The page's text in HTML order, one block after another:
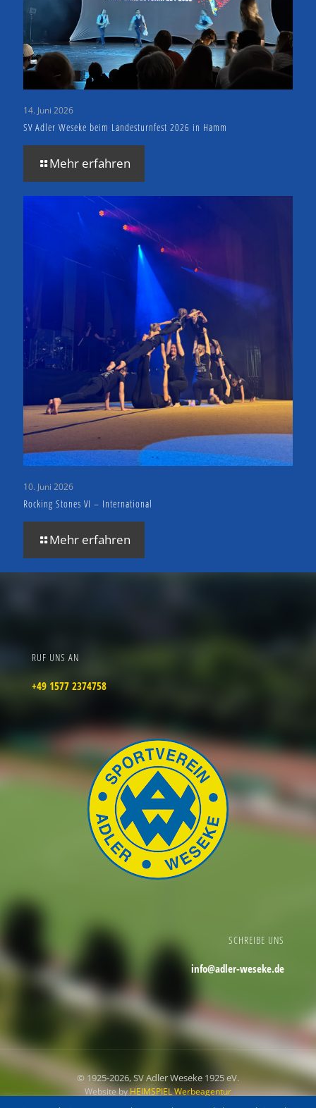
14. Juni 2026
SV Adler Weseke beim Landesturnfest 2026 in Hamm
Mehr erfahren
10. Juni 2026
Rocking Stones VI – International
Mehr erfahren
RUF UNS AN
+49 1577 2374758
SCHREIBE UNS
info@adler-weseke.de
© 1925-2026, SV Adler Weseke 1925 eV.
Website byHEIMSPIEL Werbeagentur